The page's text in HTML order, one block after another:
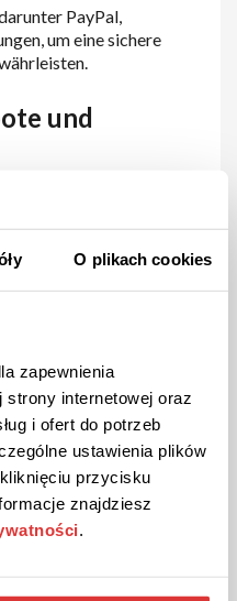
O plikach cookies
zapewnienia
strony internetowej oraz
i ofert do potrzeb
ustawienia plików
przycisku
znajdziesz
.
PayPal,
um eine sichere
und
Angebote und
bietet regelmäßig
exklusive Deals, die es
Produkte und
und
Qualität der
Zufriedenheit seiner